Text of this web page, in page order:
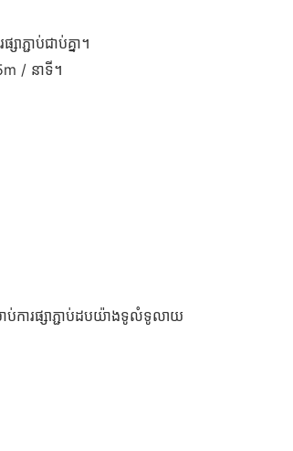
ាភ្ជាប់ជាប់គ្នា។
/ នាទី។
ប់ការផ្សាភ្ជាប់ដបយ៉ាងទូលំទូលាយ